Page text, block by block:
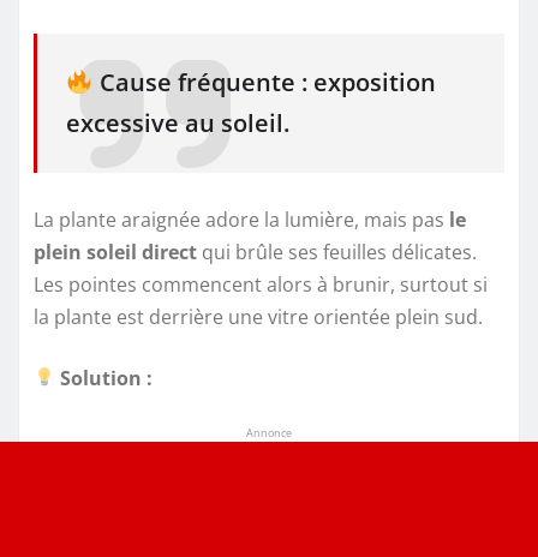
Cause fréquente : exposition
excessive au soleil.
La plante araignée adore la lumière, mais pas le
plein soleil direct qui brûle ses feuilles délicates.
Les pointes commencent alors à brunir, surtout si
la plante est derrière une vitre orientée plein sud.
Solution :
Annonce